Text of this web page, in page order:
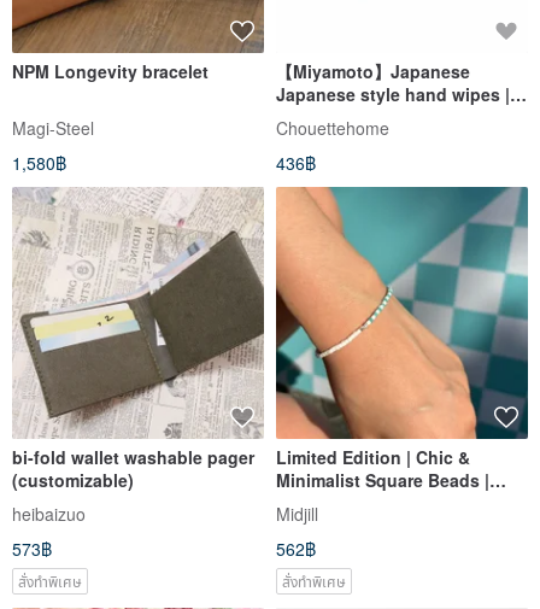
NPM Longevity bracelet
Magi-Steel
1,580฿
【Miyamoto】Japanese
Japanese style hand wipes |
Breathable and comfortable |
Lightweight and easy to dry |
Limited sale
Chouettehome
436฿
bi-fold wallet washable pager
(customizable)
heibaizuo
573฿
สั่งทำพิเศษ
Limited Edition | Chic &
Minimalist Square Beads |
Fresh White & Mint Tones |
925 Silver | Handmade |
Unique Design | Bracelet
Midjill
562฿
สั่งทำพิเศษ